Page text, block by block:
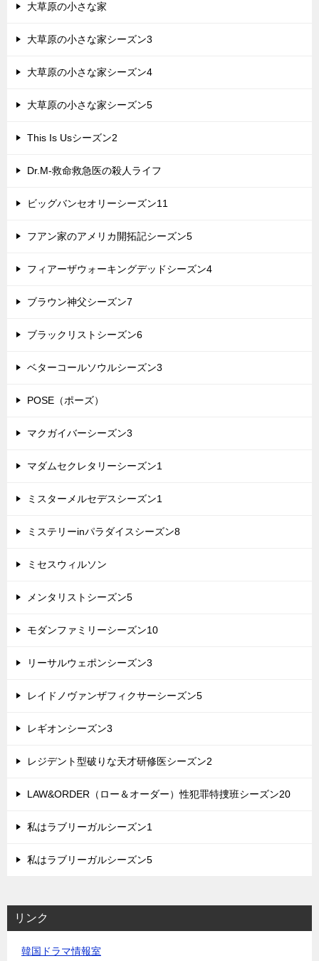
大草原の小さな家
大草原の小さな家シーズン3
大草原の小さな家シーズン4
大草原の小さな家シーズン5
This Is Usシーズン2
Dr.M-救命救急医の殺人ライフ
ビッグバンセオリーシーズン11
フアン家のアメリカ開拓記シーズン5
フィアーザウォーキングデッドシーズン4
ブラウン神父シーズン7
ブラックリストシーズン6
ベターコールソウルシーズン3
POSE（ポーズ）
マクガイバーシーズン3
マダムセクレタリーシーズン1
ミスターメルセデスシーズン1
ミステリーinパラダイスシーズン8
ミセスウィルソン
メンタリストシーズン5
モダンファミリーシーズン10
リーサルウェポンシーズン3
レイドノヴァンザフィクサーシーズン5
レギオンシーズン3
レジデント型破りな天才研修医シーズン2
LAW&ORDER（ロー＆オーダー）性犯罪特捜班シーズン20
私はラブリーガルシーズン1
私はラブリーガルシーズン5
リンク
韓国ドラマ情報室